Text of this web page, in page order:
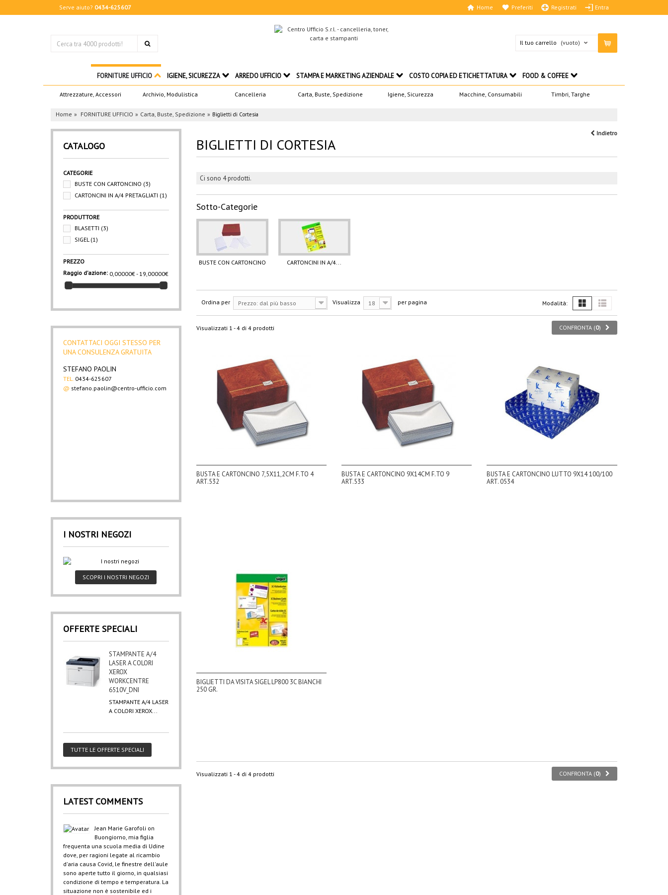
Serve aiuto? 0434-625607 Registrati Entra
Preferiti
Home
Il tuo carrello (vuoto)
FORNITURE UFFICIO
Attrezzature, Accessori Archivio, Modulistica Cancelleria Carta, Buste, Spedizione Igiene, Sicurezza Macchine, Consumabili Timbri, Targhe
IGIENE, SICUREZZA ARREDO UFFICIO STAMPA E MARKETING AZIENDALE COSTO COPIA ED ETICHETTATURA FOOD & COFFEE
Home FORNITURE UFFICIO Carta, Buste, Spedizione Biglietti di Cortesia
Indietro
CATALOGO
CATEGORIE
BUSTE CON CARTONCINO (3)
CARTONCINI IN A/4 PRETAGLIATI (1)
PRODUTTORE
BLASETTI (3)
SIGEL(1)
PREZZO
Raggio d'azione: 0,00000€ - 19,00000€
CONTATTACI OGGI STESSO PER
UNA CONSULENZA GRATUITA
STEFANO PAOLIN
TEL.
0434-625607
@ stefano.paolin@centro-ufficio.com
I NOSTRI NEGOZI
SCOPRI I NOSTRI NEGOZI
OFFERTE SPECIALI
STAMPANTE A/4
LASER A COLORI
XEROX
WORKCENTRE
6510V_DNI
STAMPANTE A/4 LASER
A COLORI XEROX...
TUTTE LE OFFERTE SPECIALI
LATEST COMMENTS
Jean Marie Garofoli on
Buongiorno, mia figlia
frequenta una scuola media di Udine
dove, per ragioni legate al ricambio
d'aria causa Covid, le finestre dell'aule
sono aperte tutto il giorno, in qualsiasi
condizione di tempo e temperatura. La
situazione non è sostenibile ed i
BIGLIETTI DI CORTESIA
Ci sono 4 prodotti.
Sotto-Categorie
BUSTE CON CARTONCINO CARTONCINI IN A/4...
Modalità:
Ordina per Prezzo: dal più basso Visualizza 18 per pagina
CONFRONTA (0)
Visualizzati 1 - 4 di 4 prodotti
BUSTA E CARTONCINO 7,5X11,2CM F.TO 4
ART.532
BUSTA E CARTONCINO 9X14CM F.TO 9
ART.533
BUSTA E CARTONCINO LUTTO 9X14 100/100
ART. 0534
BIGLIETTI DA VISITA SIGEL LP800 3C BIANCHI
250 GR.
CONFRONTA (0)
Visualizzati 1 - 4 di 4 prodotti